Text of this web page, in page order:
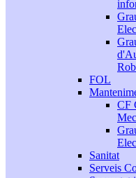
FOL
CF
Sanitat
Serveis